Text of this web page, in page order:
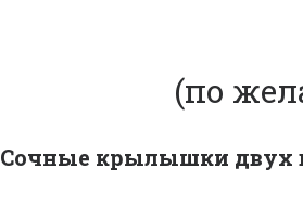
(по
Сочные крылышки двух